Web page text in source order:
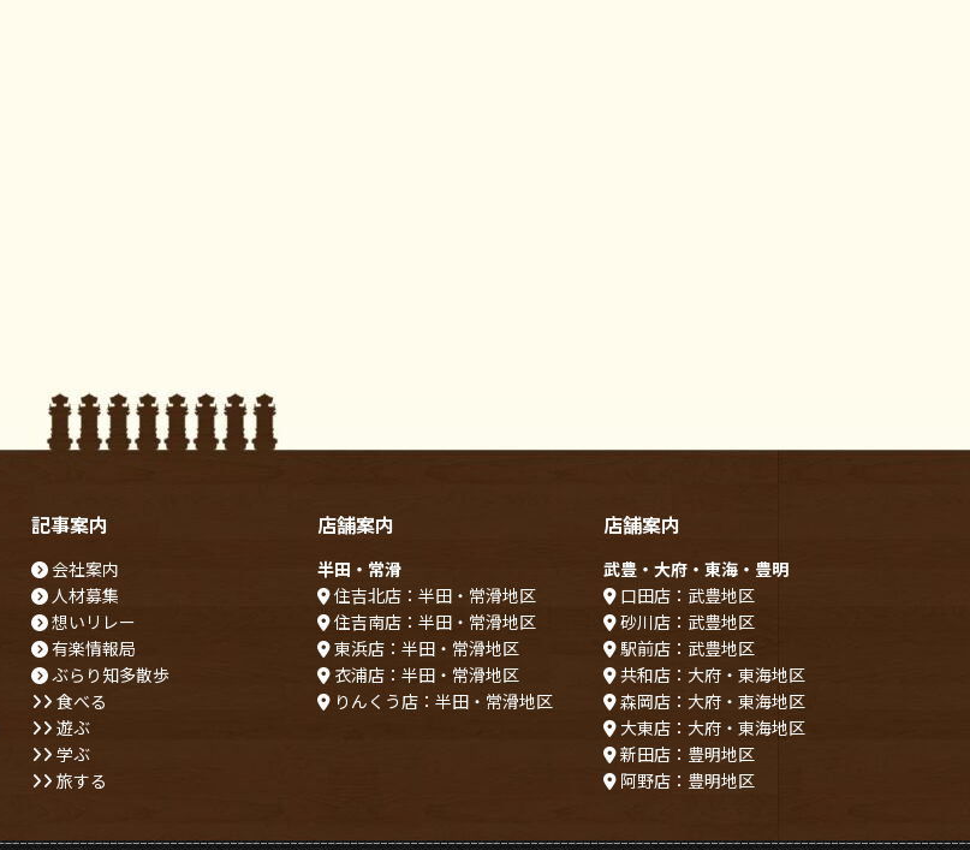
記事案内
会社案内
人材募集
想いリレー
有楽情報局
ぶらり知多散歩
食べる
遊ぶ
学ぶ
旅する
店舗案内
半田・常滑
住吉北店：半田・常滑地区
住吉南店：半田・常滑地区
東浜店：半田・常滑地区
衣浦店：半田・常滑地区
りんくう店：半田・常滑地区
店舗案内
武豊・大府・東海・豊明
口田店：武豊地区
砂川店：武豊地区
駅前店：武豊地区
共和店：大府・東海地区
森岡店：大府・東海地区
大東店：大府・東海地区
新田店：豊明地区
阿野店：豊明地区